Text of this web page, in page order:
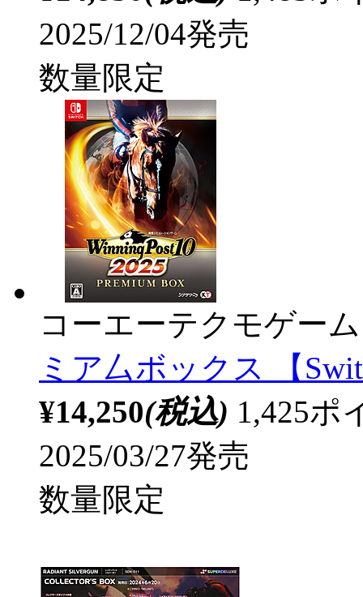
2025/12/04発売
数量限定
コーエーテクモゲー
ミア厶ボックス 【
¥14,250(税込) 1,425ポ
2025/03/27発売
数量限定